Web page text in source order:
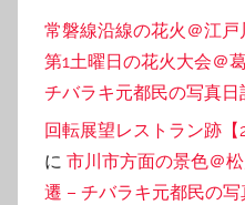
常磐線沿線の花火＠江戸
第1土曜日の花火大会＠
チバラキ元都民の写真日
回転展望レストラン跡
に 市川市方面の景色＠
遷 – チバラキ元都民の